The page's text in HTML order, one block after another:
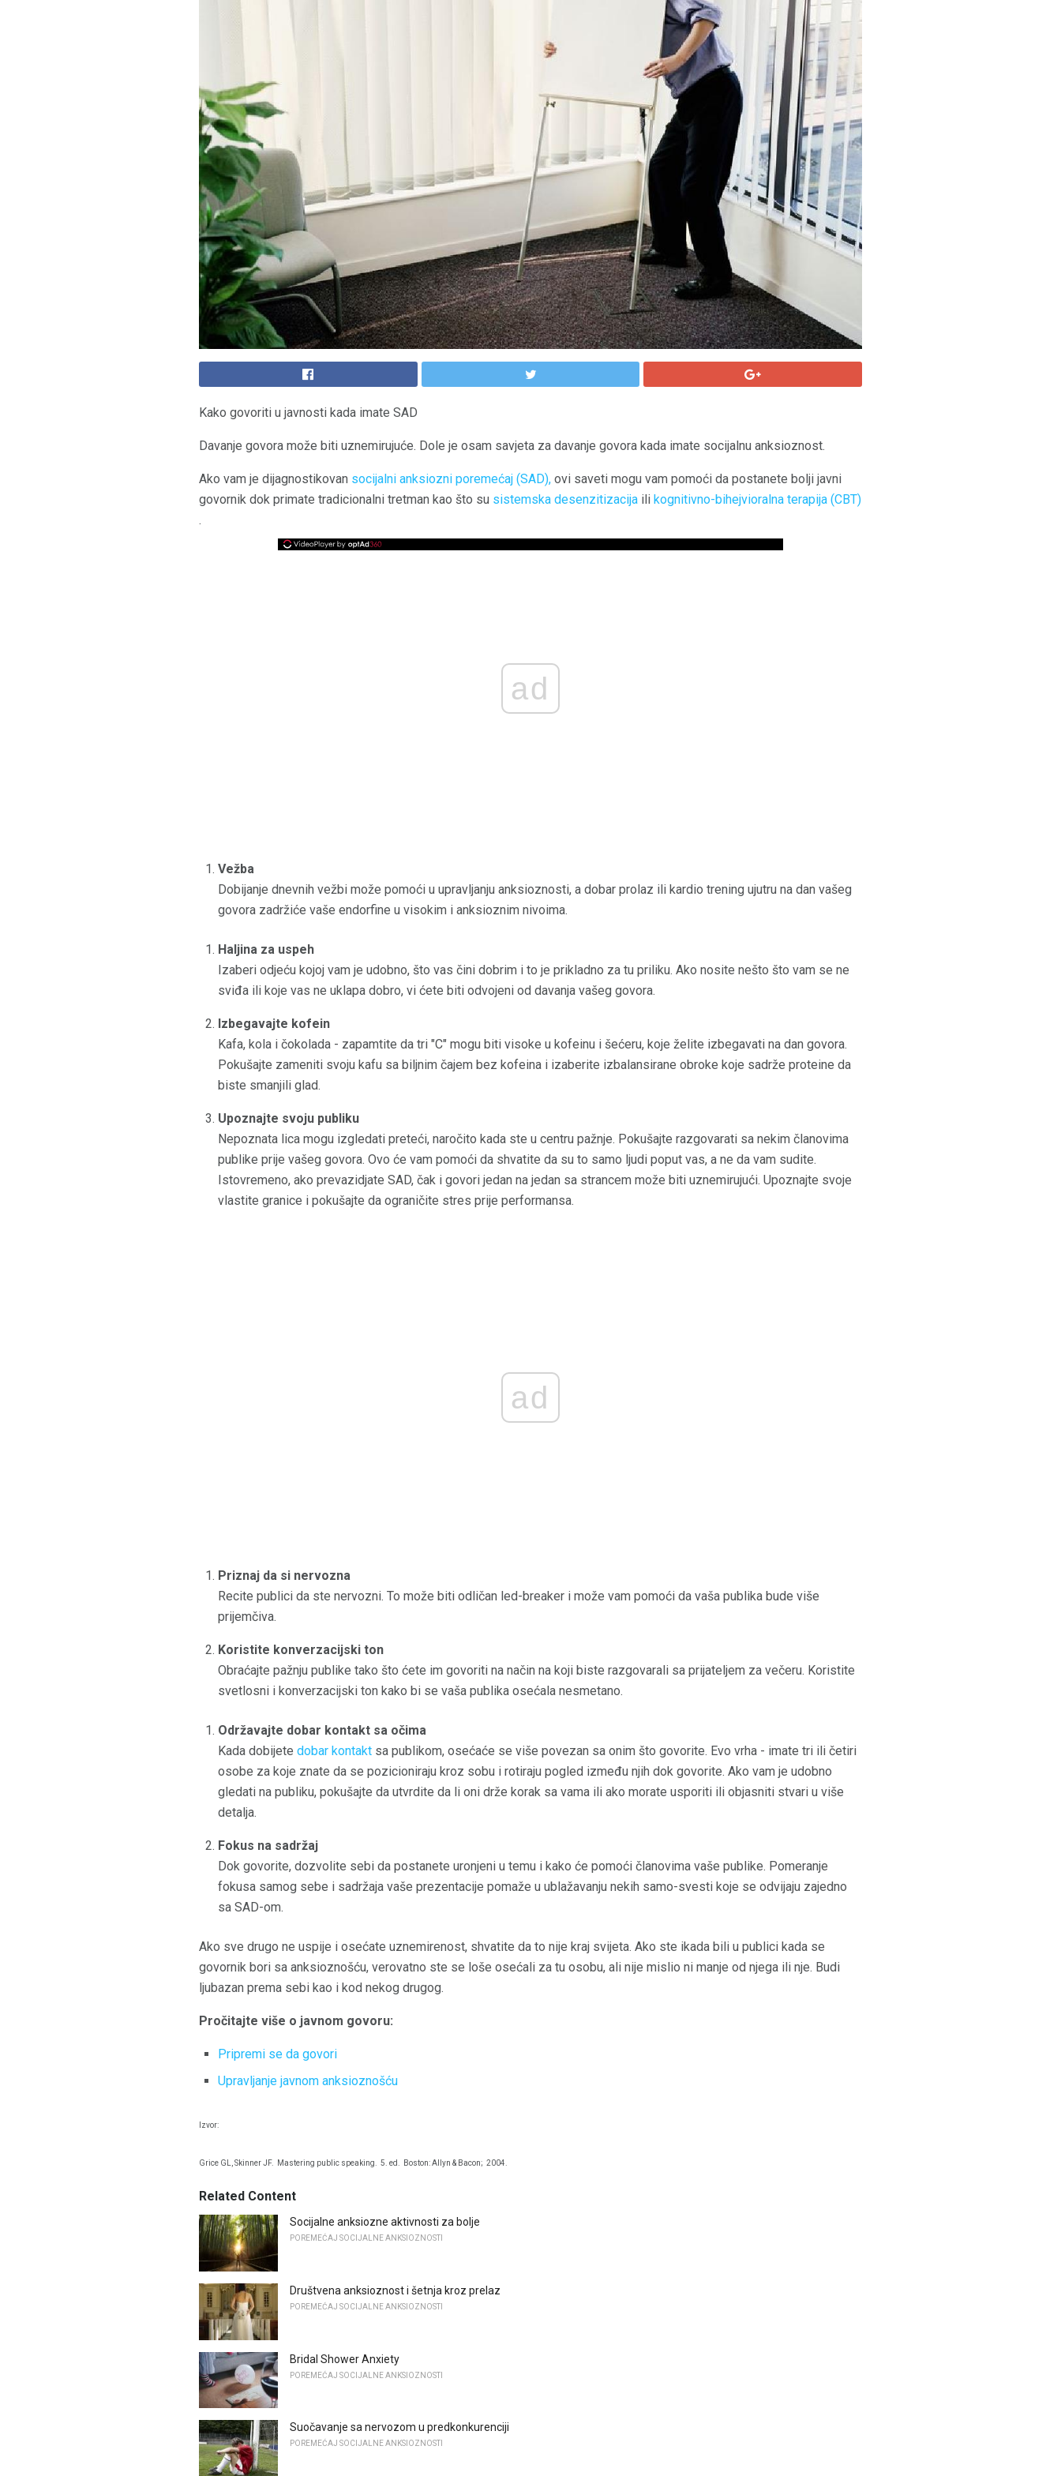
Kako govoriti u javnosti kada imate SAD
Davanje govora može biti uznemirujuće. Dole je osam savjeta za davanje govora kada imate socijalnu anksioznost.
Ako vam je dijagnostikovan socijalni anksiozni poremećaj (SAD), ovi saveti mogu vam pomoći da postanete bolji javni
govornik dok primate tradicionalni tretman kao što su sistemska desenzitizacija ili kognitivno-bihejvioralna terapija (CBT)
.
ad
Vežba
Dobijanje dnevnih vežbi može pomoći u upravljanju anksioznosti, a dobar prolaz ili kardio trening ujutru na dan vašeg
govora zadržiće vaše endorfine u visokim i anksioznim nivoima.
Haljina za uspeh
Izaberi odjeću kojoj vam je udobno, što vas čini dobrim i to je prikladno za tu priliku. Ako nosite nešto što vam se ne
sviđa ili koje vas ne uklapa dobro, vi ćete biti odvojeni od davanja vašeg govora.
Izbegavajte kofein
Kafa, kola i čokolada - zapamtite da tri "C" mogu biti visoke u kofeinu i šećeru, koje želite izbegavati na dan govora.
Pokušajte zameniti svoju kafu sa biljnim čajem bez kofeina i izaberite izbalansirane obroke koje sadrže proteine ​​da
biste smanjili glad.
Upoznajte svoju publiku
Nepoznata lica mogu izgledati preteći, naročito kada ste u centru pažnje. Pokušajte razgovarati sa nekim članovima
publike prije vašeg govora. Ovo će vam pomoći da shvatite da su to samo ljudi poput vas, a ne da vam sudite.
Istovremeno, ako prevazidjate SAD, čak i govori jedan na jedan sa strancem može biti uznemirujući. Upoznajte svoje
vlastite granice i pokušajte da ograničite stres prije performansa.
ad
Priznaj da si nervozna
Recite publici da ste nervozni. To može biti odličan led-breaker i može vam pomoći da vaša publika bude više
prijemčiva.
Koristite konverzacijski ton
Obraćajte pažnju publike tako što ćete im govoriti na način na koji biste razgovarali sa prijateljem za večeru. Koristite
svetlosni i konverzacijski ton kako bi se vaša publika osećala nesmetano.
Održavajte dobar kontakt sa očima
Kada dobijete dobar kontakt sa publikom, osećaće se više povezan sa onim što govorite. Evo vrha - imate tri ili četiri
osobe za koje znate da se pozicioniraju kroz sobu i rotiraju pogled između njih dok govorite. Ako vam je udobno
gledati na publiku, pokušajte da utvrdite da li oni drže korak sa vama ili ako morate usporiti ili objasniti stvari u više
detalja.
Fokus na sadržaj
Dok govorite, dozvolite sebi da postanete uronjeni u temu i kako će pomoći članovima vaše publike. Pomeranje
fokusa samog sebe i sadržaja vaše prezentacije pomaže u ublažavanju nekih samo-svesti koje se odvijaju zajedno
sa SAD-om.
Ako sve drugo ne uspije i osećate uznemirenost, shvatite da to nije kraj svijeta. Ako ste ikada bili u publici kada se
govornik bori sa anksioznošću, verovatno ste se loše osećali za tu osobu, ali nije mislio ni manje od njega ili nje. Budi
ljubazan prema sebi kao i kod nekog drugog.
Pročitajte više o javnom govoru:
Pripremi se da govori
Upravljanje javnom anksioznošću
Izvor:
Grice GL, Skinner JF. Mastering public speaking. 5. ed. Boston: Allyn & Bacon; 2004.
Related Content
Socijalne anksiozne aktivnosti za bolje
POREMEĆAJ SOCIJALNE ANKSIOZNOSTI
Društvena anksioznost i šetnja kroz prelaz
POREMEĆAJ SOCIJALNE ANKSIOZNOSTI
Bridal Shower Anxiety
POREMEĆAJ SOCIJALNE ANKSIOZNOSTI
Suočavanje sa nervozom u predkonkurenciji
POREMEĆAJ SOCIJALNE ANKSIOZNOSTI